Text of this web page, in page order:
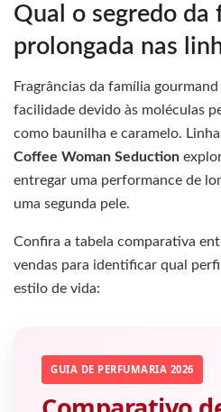
Qual o segredo da
prolongada nas
Fragrâncias da família
facilidade devido às moléculas
como baunilha e caramelo.
Coffee Woman Seduction
entregar uma performance de
uma segunda pele.
Confira a tabela comparativa
vendas para identificar qual
estilo de vida:
GUIA DE PERFUMARIA 2026